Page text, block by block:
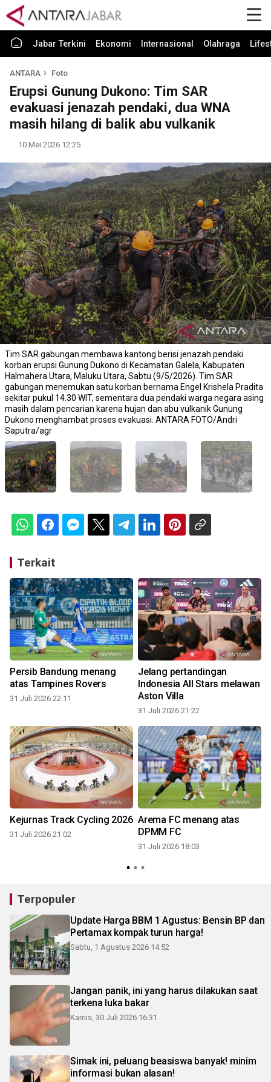
Jabar Terkini Ekonomi Internasional Olahraga
ANTARA Foto
Erupsi Gunung Dukono: Tim SAR
evakuasi jenazah pendaki, dua WNA
masih hilang di balik abu vulkanik
10 Mei 2026 12:25
Tim SAR gabungan membawa kantong berisi jenazah pendaki
korban erupsi Gunung Dukono di Kecamatan Galela, Kabupaten
Halmahera Utara, Maluku Utara, Sabtu (9/5/2026). Tim SAR
gabungan menemukan satu korban bernama Engel Krishela Pradita
sekitar pukul 14.30 WIT, sementara dua pendaki warga negara asing
masih dalam pencarian karena hujan dan abu vulkanik Gunung
Dukono menghambat proses evakuasi. ANTARA FOTO/Andri
Saputra/agr
Terkait
Persib Bandung menang
atas Tampines Rovers
31 Juli 2026 22:11
Jelang pertandingan
Indonesia All Stars melawan
Aston Villa
31 Juli 2026 21:22
Kejurnas Track Cycling 2026
31 Juli 2026 21:02
Arema FC menang atas
DPMM FC
31 Juli 2026 18:03
Terpopuler
Update Harga BBM 1 Agustus: Bensin BP dan
Pertamax kompak turun harga!
Sabtu, 1 Agustus 2026 14:52
Jangan panik, ini yang harus dilakukan saat
terkena luka bakar
Kamis, 30 Juli 2026 16:31
Simak ini, peluang beasiswa banyak! minim
informasi bukan alasan!